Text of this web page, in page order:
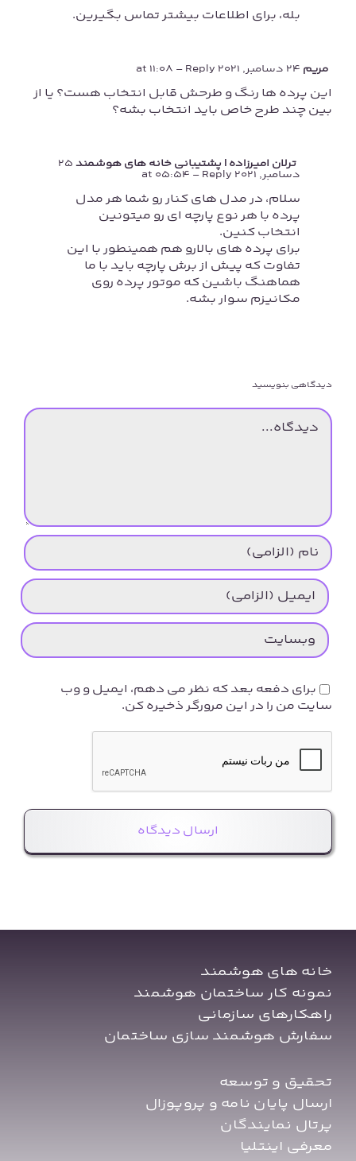
بله، برای اطلاعات بیشتر تماس بگیرین.
مریم - Reply
این پرده ها رنگ و طرحش قابل انتخاب هست؟ یا از
بین چند طرح خاص باید انتخاب بشه؟
ترلان امیرزاده | پشتیبانی خانه های هوشمند 25
دسامبر, 2021 at 05:54 - Reply
سلام، در مدل های کنار رو شما هر مدل
پرده با هر نوع پارچه ای رو میتونین
انتخاب کنین.
برای پرده های بالارو هم همینطور با این
تفاوت که پیش از برش پارچه باید با ما
هماهنگ باشین که موتور پرده روی
مکانیزم سوار بشه.
دیدگاهی بنویسید
دیدگاه
برای دفعه بعد که نظر می دهم، ایمیل و وب
سایت من را در این مرورگر ذخیره کن.
خانه های هوشمند
نمونه کار ساختمان هوشمند
راهکارهای سازمانی
سفارش هوشمند سازی ساختمان
تحقیق و توسعه
ارسال پایان نامه و پروپوزال
پرتال نمایندگان
معرفی اینتلیا